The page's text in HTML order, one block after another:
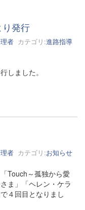
り発行
者 カテゴリ:進路指導
しました。
者 カテゴリ:お知らせ
Touch～孤独から愛
ま」「ヘレン・ケラ
４回目となりまし